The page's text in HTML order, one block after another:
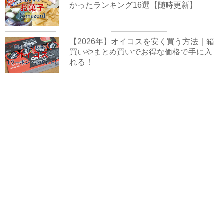
かったランキング16選【随時更新】
【2026年】オイコスを安く買う方法｜箱
買いやまとめ買いでお得な価格で手に入
れる！